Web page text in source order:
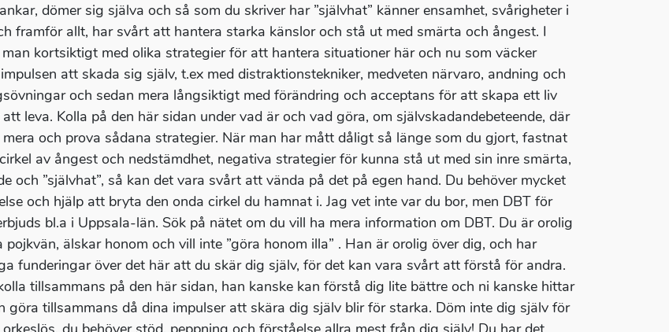
dömer sig själva och så som du skriver har ”självhat” känner ensamhet, svårigheter i
framför allt, har svårt att hantera starka känslor och stå ut med smärta och ångest. I
kortsiktigt med olika strategier för att hantera situationer här och nu som väcker
att skada sig själv, t.ex med distraktionstekniker, medveten närvaro, andning och
och sedan mera långsiktigt med förändring och acceptans för att skapa ett liv
leva. Kolla på den här sidan under vad är och vad göra, om självskadandebeteende, där
och prova sådana strategier. När man har mått dåligt så länge som du gjort, fastnat
av ångest och nedstämdhet, negativa strategier för kunna stå ut med sin inre smärta,
och ”självhat”, så kan det vara svårt att vända på det på egen hand. Du behöver mycket
och hjälp att bryta den onda cirkel du hamnat i. Jag vet inte var du bor, men DBT för
bl.a i Uppsala-län. Sök på nätet om du vill ha mera information om DBT. Du är orolig
pojkvän, älskar honom och vill inte ”göra honom illa” . Han är orolig över dig, och har
funderingar över det här att du skär dig själv, för det kan vara svårt att förstå för andra.
tillsammans på den här sidan, han kanske kan förstå dig lite bättre och ni kanske hittar
göra tillsammans då dina impulser att skära dig själv blir för starka. Döm inte dig själv för